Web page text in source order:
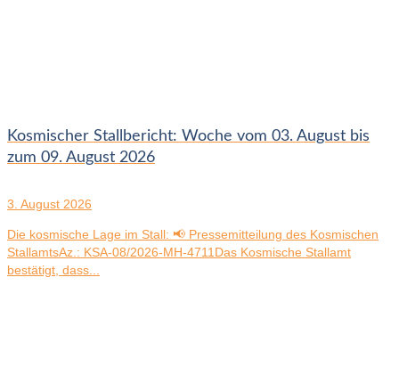
Kosmischer Stallbericht: Woche vom 03. August bis
zum 09. August 2026
3. August 2026
Die kosmische Lage im Stall: 📢 Pressemitteilung des Kosmischen
StallamtsAz.: KSA-08/2026-MH-4711Das Kosmische Stallamt
bestätigt, dass...